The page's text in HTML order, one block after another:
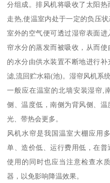
分组成。排风机将吸收了太阳
走热,使温室内处于一定的负压
室外的空气便可透过湿帘表面
帘水分的蒸发而被吸收，从而
的水分由供水装置不断地进行
滤,流回贮水箱(池)。湿帘风机系
一般应在温室的北墙安装湿帘,
侧、温度低，南侧为背风侧、
光、带热会更多。
风机水帘是我国温室大棚应用
单、造价低、运行费用低，在
使用的同时也应当注意检查水
器，以免影响降温效果。